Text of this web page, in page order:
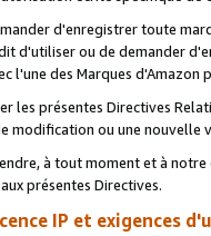
d'enregistrer toute
d'utiliser ou de demander
l'une des Marques
les présentes Directives
modification ou une nouvelle
à tout moment et à
présentes Directives.
IP et exigences